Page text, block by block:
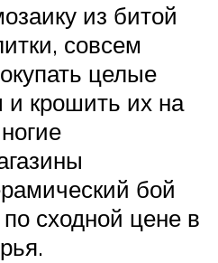
из битой
совсем
целые
и крошить их на
бой
сходной цене в